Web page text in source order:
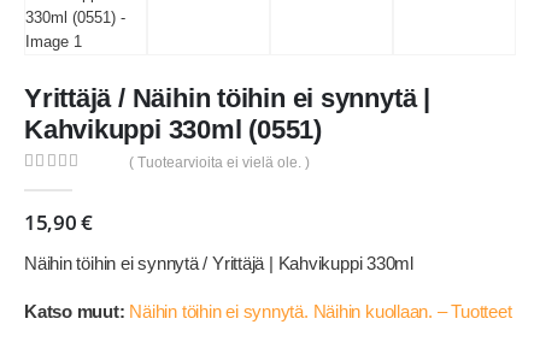
Yrittäjä / Näihin töihin ei synnytä |
Kahvikuppi 330ml (0551)
( Tuotearvioita ei vielä ole. )
15,90€
Näihin töihin ei synnytä / Yrittäjä | Kahvikuppi 330ml
Katso muut: Näihin töihin ei synnytä. Näihin kuollaan. – Tuotteet